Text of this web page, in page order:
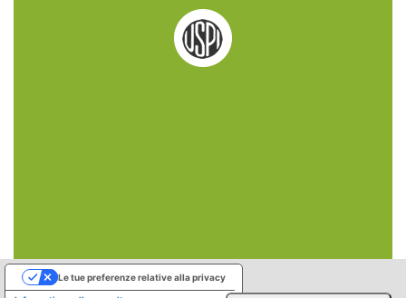
Le tue preferenze relative alla privacy